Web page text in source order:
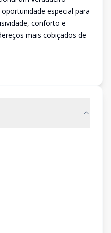
especial para
conforto e
mais cobiçados de